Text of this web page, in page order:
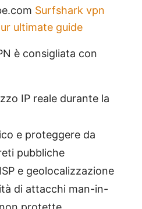
Surfshark vpn
ultimate guide
è consigliata con
IP reale durante la
e proteggere da
pubbliche
e geolocalizzazione
di attacchi man-in-